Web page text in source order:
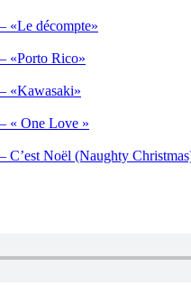
«Le décompte»
«Porto Rico»
«Kawasaki»
« One Love »
C’est Noël (Naughty